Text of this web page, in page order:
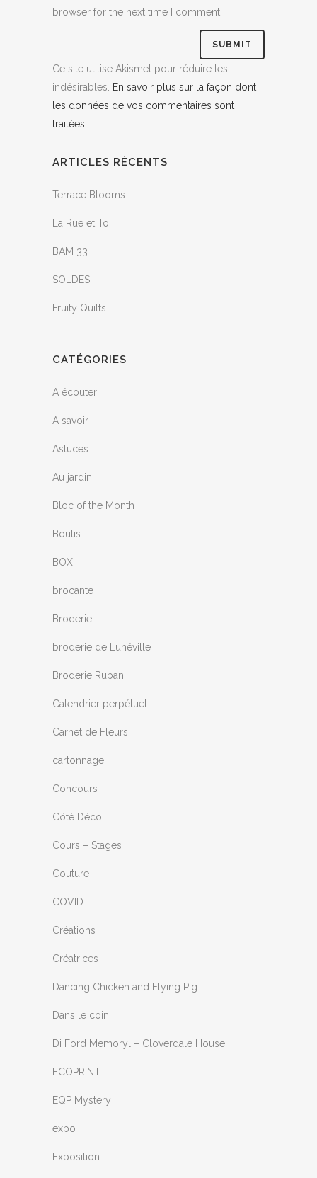
browser for the next time I comment.
Ce site utilise Akismet pour réduire les
indésirables.
En savoir plus sur la façon dont
les données de vos commentaires sont
traitées
ARTICLES RÉCENTS
Terrace Blooms
La Rue et Toi
BAM 33
SOLDES
Fruity Quilts
CATÉGORIES
A écouter
A savoir
Astuces
Au jardin
Bloc of the Month
Boutis
BOX
brocante
Broderie
broderie de Lunéville
Broderie Ruban
Calendrier perpétuel
Carnet de Fleurs
cartonnage
Concours
Côté Déco
Cours – Stages
Couture
COVID
Créations
Créatrices
Dancing Chicken and Flying Pig
Dans le coin
Di Ford Memoryl – Cloverdale House
ECOPRINT
EQP Mystery
expo
Exposition